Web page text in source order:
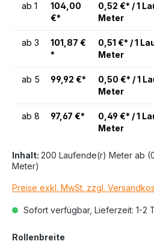
ab 1
104,00
€*
0,52 €* / 1
Meter
ab 3
101,87 €
*
0,51 €* / 1
Meter
ab 5 99,92 €*
0,50 €* / 1
Meter
ab 8 97,67 €*
0,49 €* / 1
Meter
Inhalt: 200 Laufende(r) Meter ab
Meter)
Preise exkl. MwSt. zzgl.
Sofort verfügbar, Lieferzeit: 1-2
Rollenbreite